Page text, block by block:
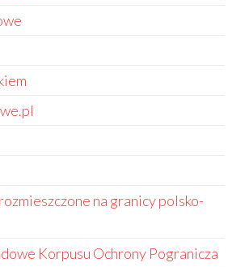
na granicy polsko-
Korpusu Ochrony Pogranicza